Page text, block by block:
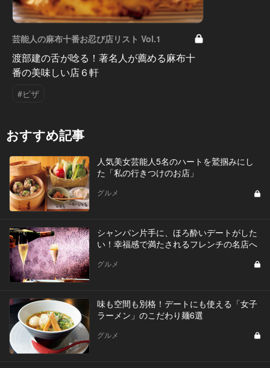
芸能人の麻布十番お忍び店リスト Vol.1
渡部建の舌が唸る！著名人が薦める麻布十
番の美味しい店６軒
#ピザ
おすすめ記事
人気美女芸能人5名のハートを鷲掴みにし
た「私の行きつけのお店」
グルメ
シャンパン片手に、ほろ酔いデートがした
い！幸福感で満たされるフレンチの名店へ
グルメ
味も空間も別格！デートにも使える「女子
ラーメン」のこだわり麺6選
グルメ